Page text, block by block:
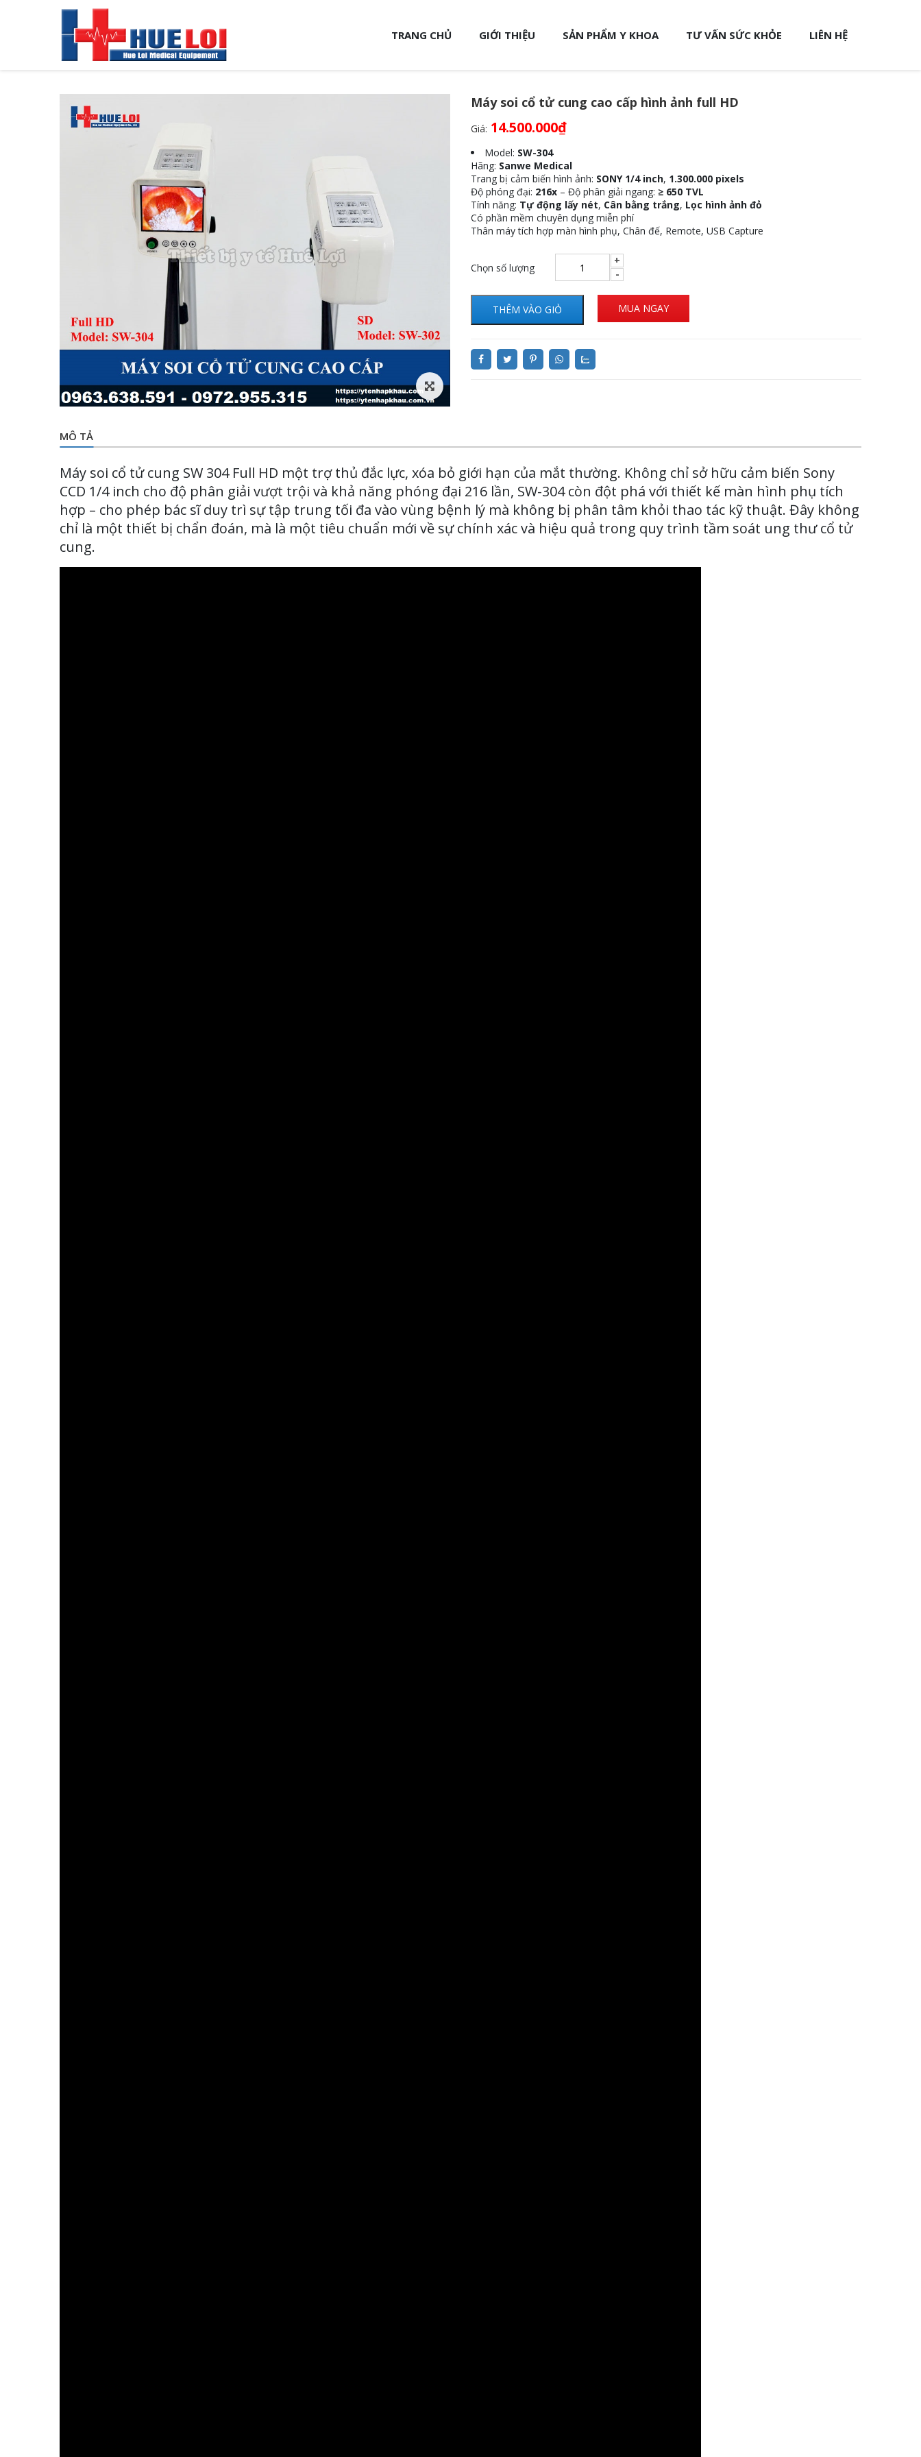
TRANG CHỦ GIỚI THIỆU SẢN PHẨM Y KHOA TƯ VẤN SỨC KHỎE LIÊN HỆ
Máy soi cổ tử cung cao cấp hình ảnh full HD
Giá: 14.500.000₫
Model: SW-304
Hãng: Sanwe Medical
Trang bị cảm biến hình ảnh: SONY 1/4 inch, 1.300.000 pixels
Độ phóng đại: 216x – Độ phân giải ngang: ≥ 650 TVL
Tính năng: Tự động lấy nét, Cân bằng trắng, Lọc hình ảnh đỏ
Có phần mềm chuyên dụng miễn phí
Thân máy tích hợp màn hình phụ, Chân đế, Remote, USB Capture
Chọn số lượng
THÊM VÀO GIỎ MUA NGAY
MÔ TẢ
Máy soi cổ tử cung SW 304 Full HD một trợ thủ đắc lực, xóa bỏ giới hạn của mắt thường. Không chỉ sở hữu cảm biến Sony
CCD 1/4 inch cho độ phân giải vượt trội và khả năng phóng đại 216 lần, SW-304 còn đột phá với thiết kế màn hình phụ tích
hợp – cho phép bác sĩ duy trì sự tập trung tối đa vào vùng bệnh lý mà không bị phân tâm khỏi thao tác kỹ thuật. Đây không
chỉ là một thiết bị chẩn đoán, mà là một tiêu chuẩn mới về sự chính xác và hiệu quả trong quy trình tầm soát ung thư cổ tử
cung.